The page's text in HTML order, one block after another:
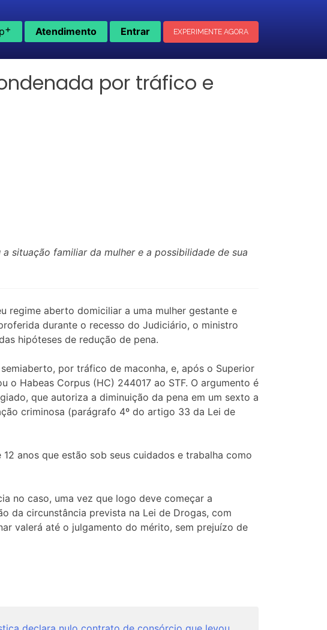
+ Atendimento Entrar EXPERIMENTE AGORA
por tráfico e
situação familiar da mulher e a possibilidade de sua
regime aberto domiciliar a uma mulher gestante e
durante o recesso do Judiciário, o ministro
hipóteses de redução de pena.
por tráfico de maconha, e, após o Superior
Habeas Corpus (HC) 244017 ao STF. O argumento é
que autoriza a diminuição da pena em um sexto a
criminosa (parágrafo 4º do artigo 33 da Lei de
anos que estão sob seus cuidados e trabalha como
no caso, uma vez que logo deve começar a
da circunstância prevista na Lei de Drogas, com
valerá até o julgamento do mérito, sem prejuízo de